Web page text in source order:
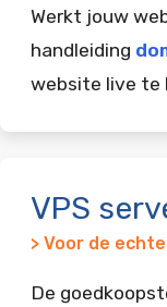
Werkt jouw
handleiding
website live te
VPS
> Voor de
De